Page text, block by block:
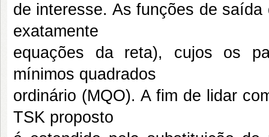
de interesse. As funções de
exatamente
equações da reta), cujos os
mínimos quadrados
ordinário (MQO). A fim de lidar
TSK proposto